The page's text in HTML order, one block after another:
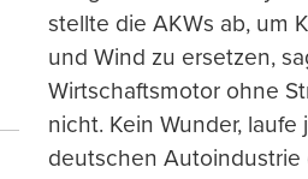
stellte die AKWs ab, um
und Wind zu ersetzen,
Wirtschaftsmotor ohne
nicht. Kein Wunder,
deutschen Autoindustrie